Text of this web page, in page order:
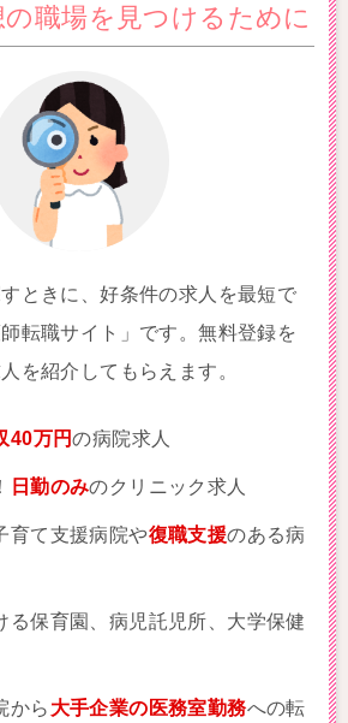
職場を見つけるために
ときに、好条件の求人を最短で
転職サイト」です。無料登録を
を紹介してもらえます。
40万円の病院求人
日勤のみのクリニック求人
育て支援病院や復職支援のある病
る保育園、病児託児所、大学保健
から 大手企業の医務室勤務への転